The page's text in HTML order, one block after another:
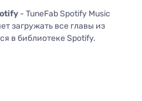
- TuneFab Spotify Music
загружать все главы из
в библиотеке Spotify.